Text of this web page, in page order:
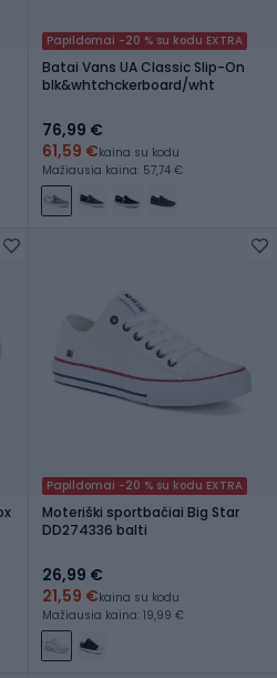
Papildomai -20 % su kodu EXTRA
Batai Vans UA Classic Slip-On
blk&whtchckerboard/wht
76,99 €
61,59 €kaina su kodu
Mažiausia kaina: 57,74 €
Papildomai -20 % su kodu EXTRA
Moteriški sportbačiai Big Star
DD274336 balti
26,99 €
21,59 €kaina su kodu
Mažiausia kaina: 19,99 €